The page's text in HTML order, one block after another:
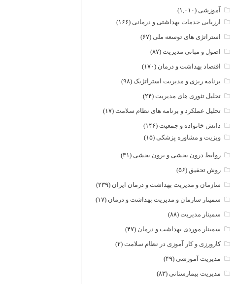
آموزشی (۱,۰۱۰)
ارزیابی خدمات بهداشتی و درمانی (۱۶۶)
استراتژی های توسعه ملی (۶۷)
اصول و مبانی مدیریت(۸۷)
اقتصاد بهداشت و درمان (۱۷۰)
برنامه ریزی و مدیریت استراتژیک (۹۸)
تحلیل تئوری های مدیریت(۲۴)
تحلیل عملکرد و برنامه های نظام سلامت(۱۷)
دانش خانواده و جمعیت(۱۴۶)
ویزیت و مشاوره پزشکی (۱۵)
روابط درون بخشی و برون بخشی (۳۱)
روش تحقیق(۵۶)
سازمان و مدیریت بهداشت و درمان ایران (۲۳۹)
سمینار سازمان و مدیریت بهداشت و درمان (۱۷)
سمینار مدیریت(۸۸)
سمینار موردی بهداشت و درمان (۴۷)
کارورزی و کار آموزی در نظام سلامت(۲)
مدیریت آموزشی (۴۹)
مدیریت بیمارستانی (۸۳)